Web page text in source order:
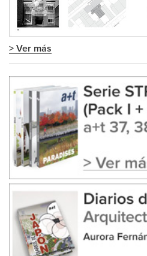
> Ver más